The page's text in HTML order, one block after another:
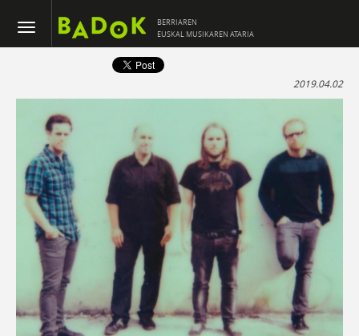
BERRIAREN
EUSKAL MUSIKAREN ATARIA
2019.04.02